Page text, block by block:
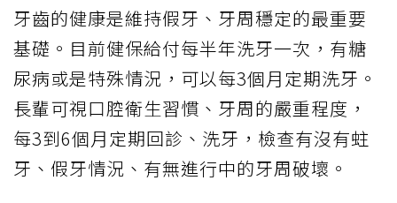
牙齒的健康是維持假牙、牙周穩定的最重要
基礎。目前健保給付每半年洗牙一次，有糖
尿病或是特殊情況，可以每3個月定期洗牙。
長輩可視口腔衛生習慣、牙周的嚴重程度，
每3到6個月定期回診、洗牙，檢查有沒有蛀
牙、假牙情況、有無進行中的牙周破壞。